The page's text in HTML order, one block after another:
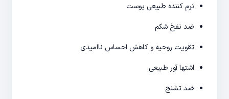
نرم کننده طبیعی پوست
ضد نفخ شکم
تقویت روحیه و کاهش احساس ناامیدی
اشتها آور طبیعی
ضد تشنج